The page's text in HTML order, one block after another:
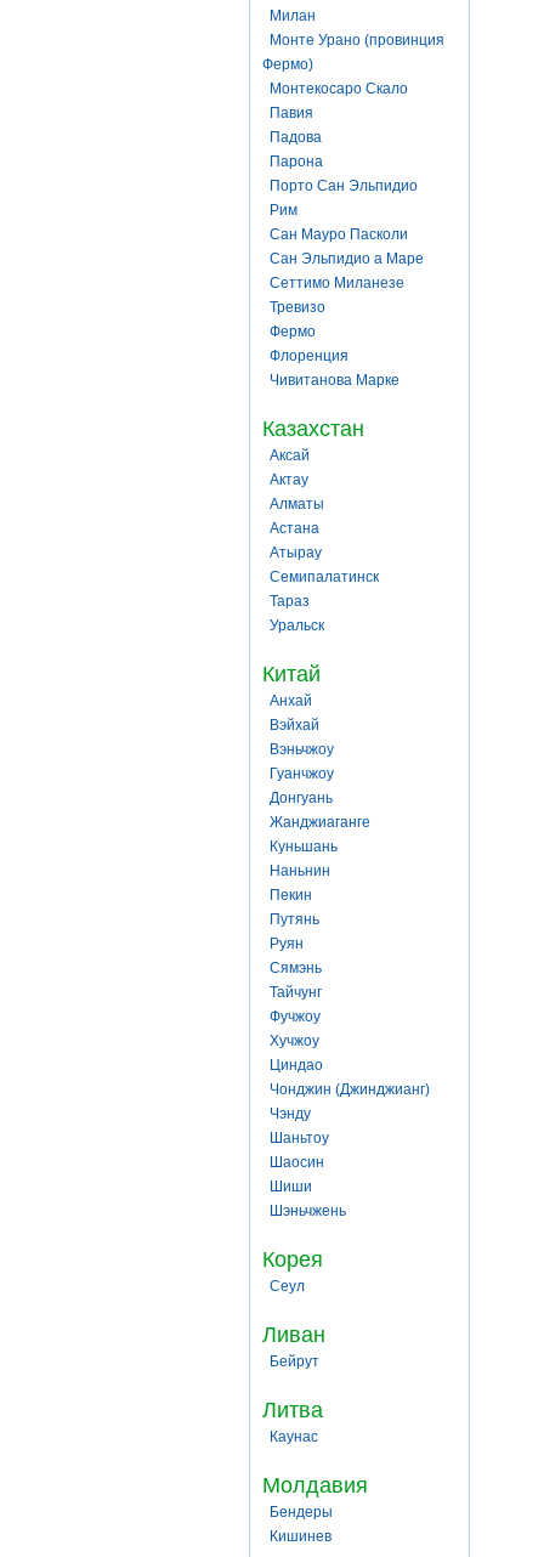
Милан
Монте Урано (провинция
Фермо)
Монтекосаро Скало
Павия
Падова
Парона
Порто Сан Эльпидио
Рим
Сан Мауро Пасколи
Сан Эльпидио а Маре
Сеттимо Миланезе
Тревизо
Фермо
Флоренция
Чивитанова Марке
Казахстан
Аксай
Актау
Алматы
Астана
Атырау
Семипалатинск
Тараз
Уральск
Китай
Анхай
Вэйхай
Вэньчжоу
Гуанчжоу
Донгуань
Жанджиаганге
Куньшань
Наньнин
Пекин
Путянь
Руян
Сямэнь
Тайчунг
Фучжоу
Хучжоу
Циндао
Чонджин (Джинджианг)
Чэнду
Шаньтоу
Шаосин
Шиши
Шэньчжень
Корея
Сеул
Ливан
Бейрут
Литва
Каунас
Молдавия
Бендеры
Кишинев